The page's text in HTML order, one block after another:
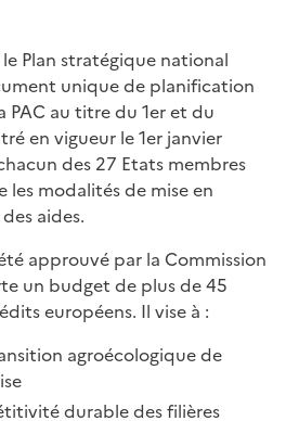
Plan stratégique national
unique de planification
PAC au titre du 1er et du
en vigueur le 1er janvier
des 27 Etats membres
les modalités de mise en
aides.
approuvé par la Commission
un budget de plus de 45
européens. Il vise à :
agroécologique de
durable des filières